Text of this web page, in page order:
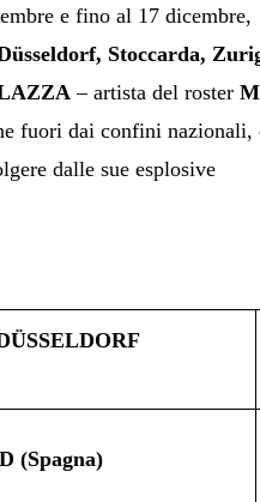
e fino al 17 dicembre,
Stoccarda,
– artista del roster
fuori dai confini nazionali,
dalle sue esplosive
(Spagna)